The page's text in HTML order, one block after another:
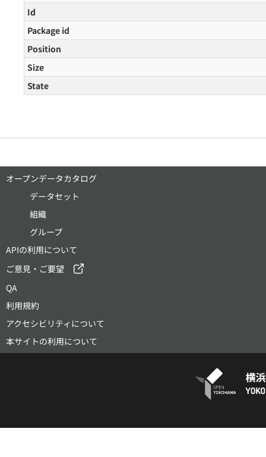
Id
Package id
Position
Size
State
オープンデータカタログ
データセット
組織
グループ
APIの利用について
ご意見・ご要望
QA
利用規約
アクセシビリティについて
本サイトの利用について